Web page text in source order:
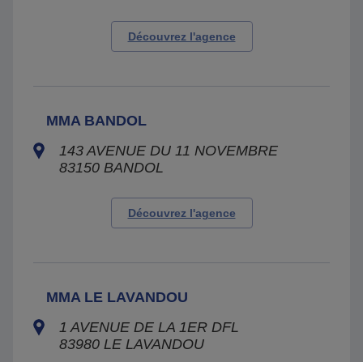
Découvrez l'agence
MMA BANDOL
143 AVENUE DU 11 NOVEMBRE
83150 BANDOL
Découvrez l'agence
MMA LE LAVANDOU
1 AVENUE DE LA 1ER DFL
83980 LE LAVANDOU